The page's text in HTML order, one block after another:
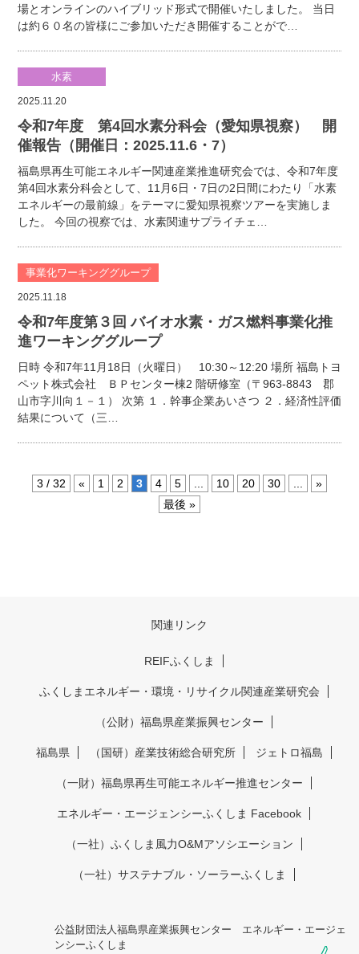
場とオンラインのハイブリッド形式で開催いたしました。 当日
は約６０名の皆様にご参加いただき開催することがで…
水素
2025.11.20
令和7年度 第4回水素分科会（愛知県視察） 開
催報告（開催日：2025.11.6・7）
福島県再生可能エネルギー関連産業推進研究会では、令和7年度
第4回水素分科会として、11月6日・7日の2日間にわたり「水素
エネルギーの最前線」をテーマに愛知県視察ツアーを実施しま
した。 今回の視察では、水素関連サプライチェ…
事業化ワーキンググループ
2025.11.18
令和7年度第３回 バイオ水素・ガス燃料事業化推
進ワーキンググループ
日時 令和7年11月18日（火曜日） 10:30～12:20 場所 福島トヨ
ペット株式会社 ＢＰセンター棟2 階研修室（〒963-8843 郡
山市字川向１－１） 次第 １．幹事企業あいさつ ２．経済性評価
結果について（三…
3 / 32 « 1 2 3 4 5 10 20 30
»
最後 »
関連リンク
REIFふくしま
ふくしまエネルギー・環境・リサイクル関連産業研究会
（公財）福島県産業振興センター
福島県 （国研）産業技術総合研究所 ジェトロ福島
（一財）福島県再生可能エネルギー推進センター
エネルギー・エージェンシーふくしま Facebook
（一社）ふくしま風力O&Mアソシエーション
（一社）サステナブル・ソーラーふくしま
公益財団法人福島県産業振興センター エネルギー・エージェ
ンシーふくしま